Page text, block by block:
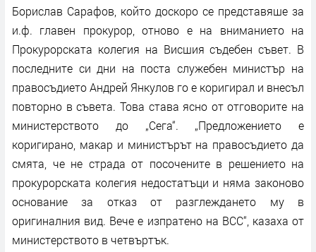
Борислав Сарафов, който доскоро се представяше за
и.ф. главен прокурор, отново е на вниманието на
Прокурорската колегия на Висшия съдебен съвет. В
последните си дни на поста служебен министър на
правосъдието Андрей Янкулов го е коригирал и внесъл
повторно в съвета. Това става ясно от отговорите на
министерството до „Сега“. „Предложението е
коригирано, макар и министърът на правосъдието да
смята, че не страда от посочените в решението на
прокурорската колегия недостатъци и няма законово
основание за отказ от разглеждането му в
оригиналния вид. Вече е изпратено на ВСС“, казаха от
министерството в четвъртък.